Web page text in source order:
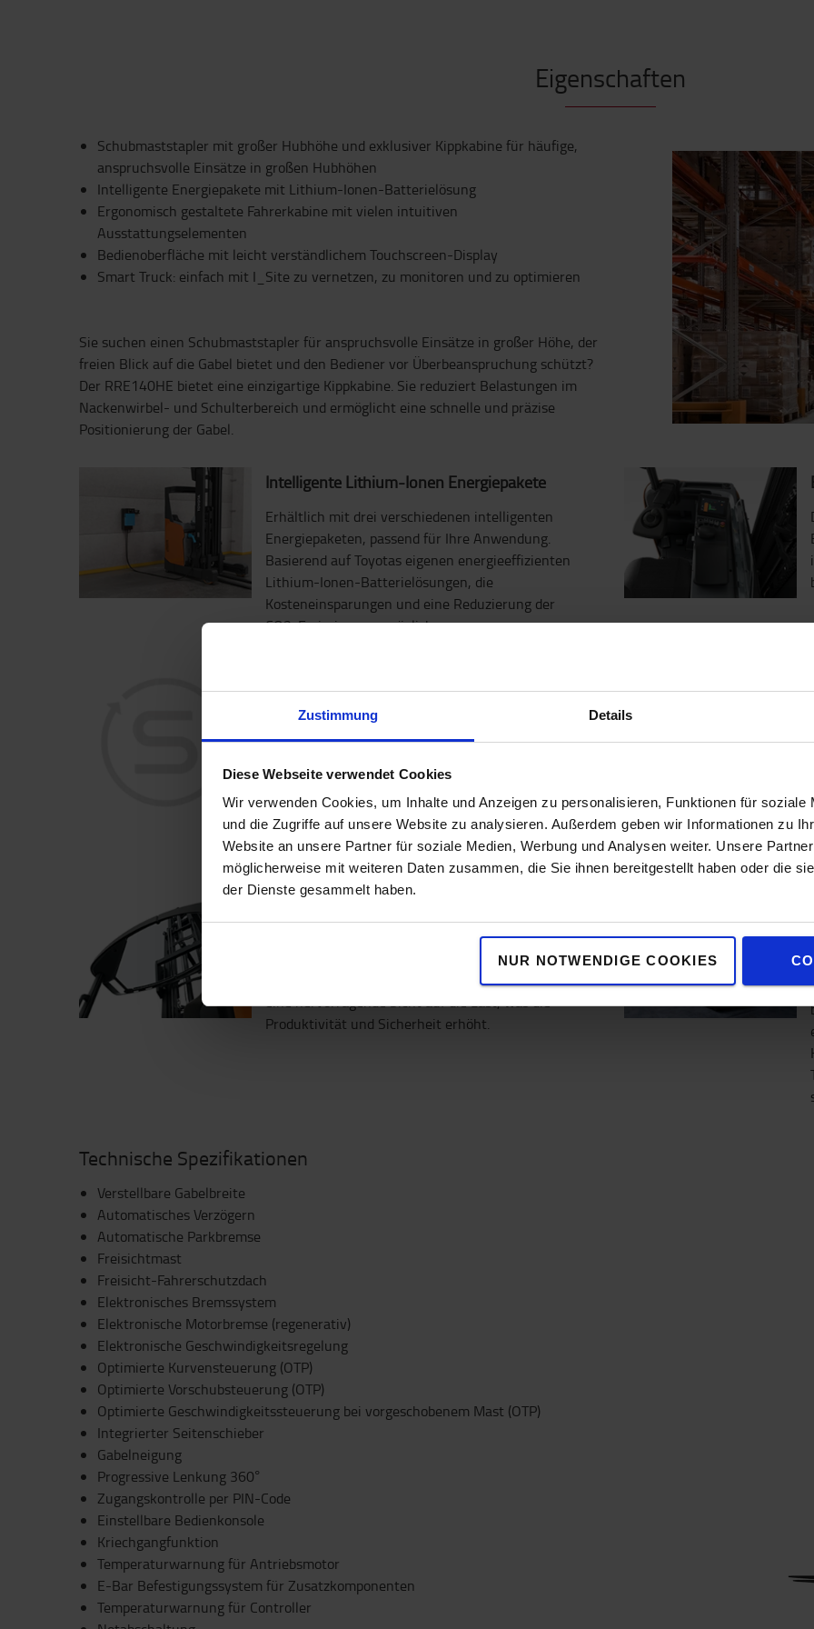
Zustimmung Details
Diese Webseite verwendet Cookies
Wir verwenden Cookies, um Inhalte und Anzeigen zu personalisieren, Funktionen für soziale
und die Zugriffe auf unsere Website zu analysieren. Außerdem geben wir Informationen zu
Website an unsere Partner für soziale Medien, Werbung und Analysen weiter. Unsere
möglicherweise mit weiteren Daten zusammen, die Sie ihnen bereitgestellt haben oder die
der Dienste gesammelt haben.
NUR NOTWENDIGE COOKIES
Eigenschaften
Schubmaststapler mit großer Hubhöhe und exklusiver Kippkabine für häufige,
anspruchsvolle Einsätze in großen Hubhöhen
Intelligente Energiepakete mit Lithium-Ionen-Batterielösung
Ergonomisch gestaltete Fahrerkabine mit vielen intuitiven
Ausstattungselementen
Bedienoberfläche mit leicht verständlichem Touchscreen-Display
Smart Truck: einfach mit I_Site zu vernetzen, zu monitoren und zu optimieren
Sie suchen einen Schubmaststapler für anspruchsvolle Einsätze in großer Höhe, der
freien Blick auf die Gabel bietet und den Bediener vor Überbeanspruchung schützt?
Der RRE140HE bietet eine einzigartige Kippkabine. Sie reduziert Belastungen im
Nackenwirbel- und Schulterbereich und ermöglicht eine schnelle und präzise
Positionierung der Gabel.
Intelligente Lithium-Ionen Energiepakete
Erhältlich mit drei verschiedenen intelligenten
Energiepaketen, passend für Ihre Anwendung.
Basierend auf Toyotas eigenen energieeffizienten
Lithium-Ionen-Batterielösungen, die
Kosteneinsparungen und eine Reduzierung der
CO2-Emissionen ermöglichen.
Smart Truck
Smart Trucks sind serienmäßig mit Telematik-
Hardware ausgestattet und können einfach in
unser Flottenmanagementsystem I_Site
Überblick über alle Gerätebewegungen, Stillstände
uvm.
Perfekte Sichtverhältnisse
Das übersichtliche Mast- und Gabelträgerdesign in
Kombination mit dem transparenten und
bruchfesten Glasdach bietet dem Fahrer jederzeit
eine hervorragende Sicht auf die Last, was die
Produktivität und Sicherheit erhöht.
Technische Spezifikationen
Verstellbare Gabelbreite
Automatisches Verzögern
Automatische Parkbremse
Freisichtmast
Freisicht-Fahrerschutzdach
Elektronisches Bremssystem
Elektronische Motorbremse (regenerativ)
Elektronische Geschwindigkeitsregelung
Optimierte Kurvensteuerung (OTP)
Optimierte Vorschubsteuerung (OTP)
Optimierte Geschwindigkeitssteuerung bei vorgeschobenem Mast (OTP)
Integrierter Seitenschieber
Gabelneigung
Progressive Lenkung 360°
Zugangskontrolle per PIN-Code
Einstellbare Bedienkonsole
Kriechgangfunktion
Temperaturwarnung für Antriebsmotor
E-Bar Befestigungssystem für Zusatzkomponenten
Temperaturwarnung für Controller